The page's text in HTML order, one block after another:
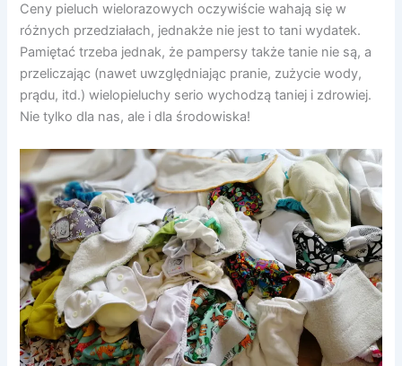
Ceny pieluch wielorazowych oczywiście wahają się w
różnych przedziałach, jednakże nie jest to tani wydatek.
Pamiętać trzeba jednak, że pampersy także tanie nie są, a
przeliczając (nawet uwzględniając pranie, zużycie wody,
prądu, itd.) wielopieluchy serio wychodzą taniej i zdrowiej.
Nie tylko dla nas, ale i dla środowiska!